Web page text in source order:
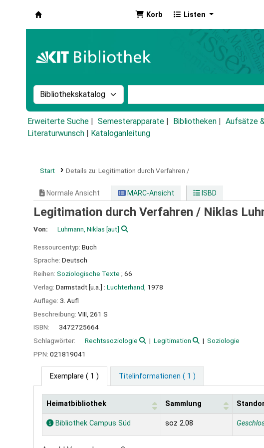
Korb Listen
Suche im Katalog nach:
Erweiterte Suche Semesterapparate Bibliotheken Aufsätze
Literaturwunsch
Kataloganleitung
Start Details zu: Legitimation durch Verfahren /
Normale Ansicht MARC-Ansicht ISBD
Legitimation durch Verfahren / Niklas
Von: Luhmann, Niklas [aut]
Ressourcentyp: Buch
Sprache: Deutsch
Reihen: Soziologische Texte ; 66
Verlag: Darmstadt [u.a.] : Luchterhand, 1978
Auflage: 3. Aufl
Beschreibung: VIII, 261 S
ISBN:
3472725664
Schlagwörter:
Rechtssoziologie Legitimation
Soziologie
PPN: 021819041
Exemplare ( 1 ) Titelinformationen ( 1 )
Exemplare
Heimatbibliothek Sammlung
Bibliothek Campus Süd soz 2.08